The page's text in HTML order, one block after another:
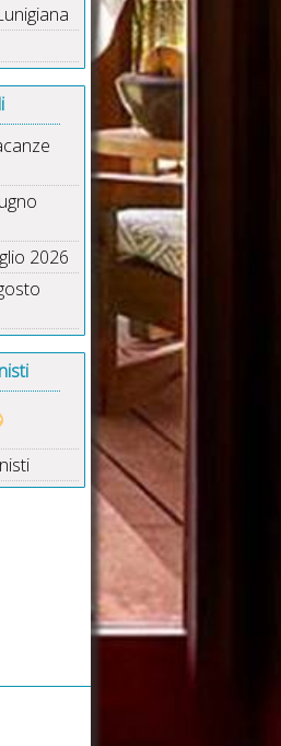
2026